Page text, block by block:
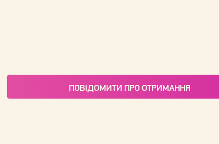
ПОВІДОМИТИ ПРО ОТРИМАННЯ